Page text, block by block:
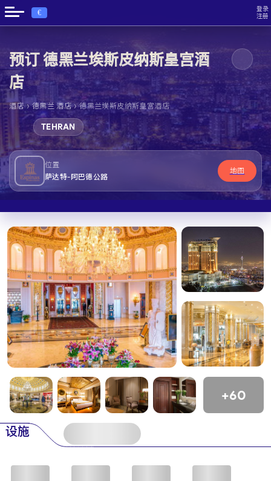
€
登录
注册
预订 德黑兰埃斯皮纳斯皇宫酒
店
酒店 › 德黑兰 酒店 › 德黑兰埃斯皮纳斯皇宫酒店
TEHRAN
位置
萨达特-阿巴德公路
地图
+60
设施